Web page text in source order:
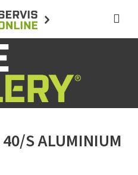
S ALUMINIUM